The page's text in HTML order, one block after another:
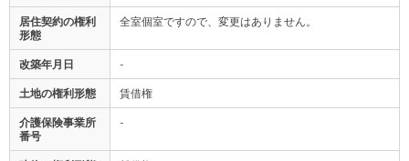
居住契約の権利
形態
全室個室ですので、変更はありません。
改築年月日 -
土地の権利形態 賃借権
介護保険事業所
番号
-